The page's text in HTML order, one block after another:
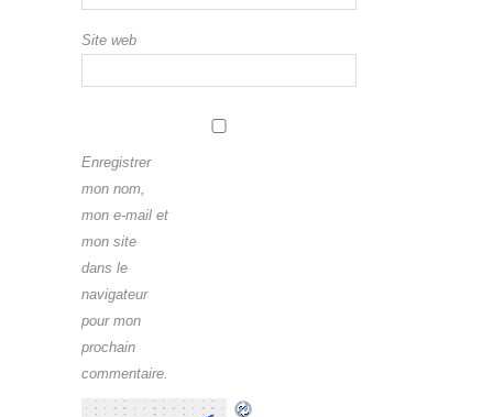
Site web
Enregistrer
mon nom,
mon e-mail et
mon site
dans le
navigateur
pour mon
prochain
commentaire.